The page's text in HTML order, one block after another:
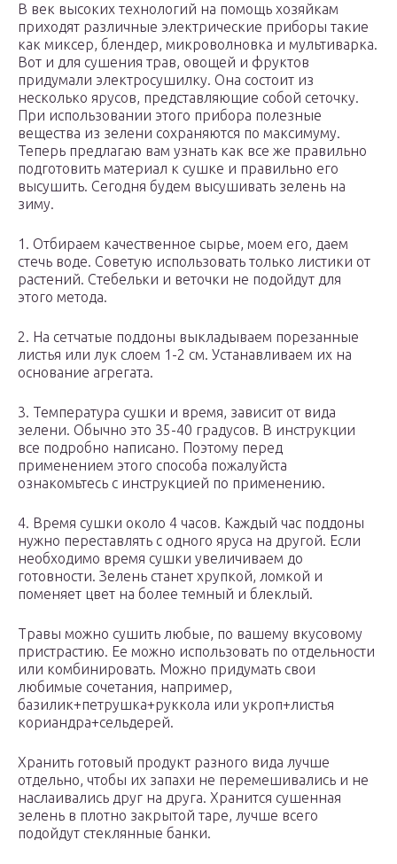
В век высоких технологий на помощь хозяйкам
приходят различные электрические приборы такие
как миксер, блендер, микроволновка и мультиварка.
Вот и для сушения трав, овощей и фруктов
придумали электросушилку. Она состоит из
несколько ярусов, представляющие собой сеточку.
При использовании этого прибора полезные
вещества из зелени сохраняются по максимуму.
Теперь предлагаю вам узнать как все же правильно
подготовить материал к сушке и правильно его
высушить. Сегодня будем высушивать зелень на
зиму.
1. Отбираем качественное сырье, моем его, даем
стечь воде. Советую использовать только листики от
растений. Стебельки и веточки не подойдут для
этого метода.
2. На сетчатые поддоны выкладываем порезанные
листья или лук слоем 1-2 см. Устанавливаем их на
основание агрегата.
3. Температура сушки и время, зависит от вида
зелени. Обычно это 35-40 градусов. В инструкции
все подробно написано. Поэтому перед
применением этого способа пожалуйста
ознакомьтесь с инструкцией по применению.
4. Время сушки около 4 часов. Каждый час поддоны
нужно переставлять с одного яруса на другой. Если
необходимо время сушки увеличиваем до
готовности. Зелень станет хрупкой, ломкой и
поменяет цвет на более темный и блеклый.
Травы можно сушить любые, по вашему вкусовому
пристрастию. Ее можно использовать по отдельности
или комбинировать. Можно придумать свои
любимые сочетания, например,
базилик+петрушка+руккола или укроп+листья
кориандра+сельдерей.
Хранить готовый продукт разного вида лучше
отдельно, чтобы их запахи не перемешивались и не
наслаивались друг на друга. Хранится сушенная
зелень в плотно закрытой таре, лучше всего
подойдут стеклянные банки.